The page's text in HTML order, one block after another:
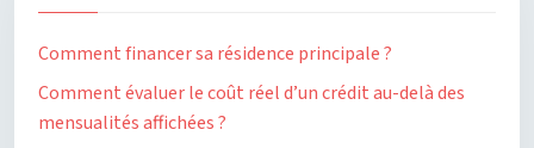
Comment financer sa résidence principale ?
Comment évaluer le coût réel d’un crédit au-delà des
mensualités affichées ?